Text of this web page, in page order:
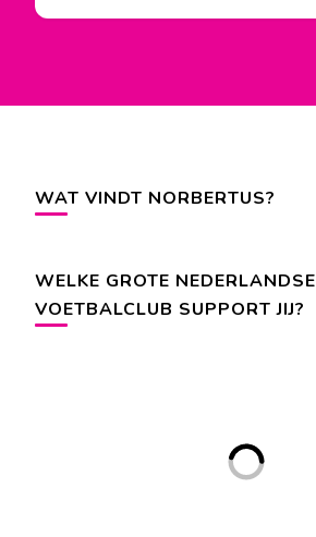
WAT VINDT NORBERTUS?
WELKE GROTE NEDERLANDSE
VOETBALCLUB SUPPORT JIJ?